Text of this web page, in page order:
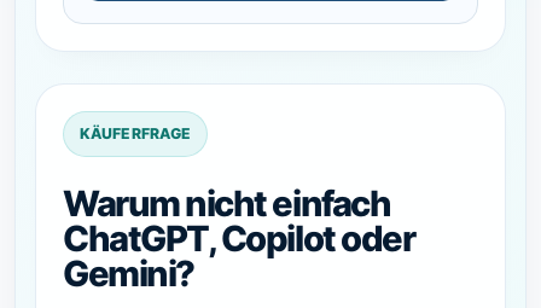
KÄUFERFRAGE
Warum nicht einfach
ChatGPT, Copilot oder
Gemini?